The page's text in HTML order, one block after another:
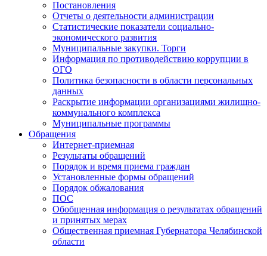
Постановления
Отчеты о деятельности администрации
Статистические показатели социально-
экономического развития
Муниципальные закупки. Торги
Информация по противодействию коррупции в
ОГО
Политика безопасности в области персональных
данных
Раскрытие информации организациями жилищно-
коммунального комплекса
Муниципальные программы
Обращения
Интернет-приемная
Результаты обращений
Порядок и время приема граждан
Установленные формы обращений
Порядок обжалования
ПОС
Обобщенная информация о результатах обращений
и принятых мерах
Общественная приемная Губернатора Челябинской
области